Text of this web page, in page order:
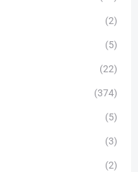
(2)
(5)
(22)
(374)
(5)
(3)
(2)